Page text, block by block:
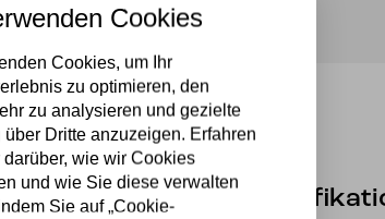
Cookies
Cookies, um Ihr
zu optimieren, den
zu analysieren und gezielte
über Dritte anzuzeigen. Erfahren
darüber, wie wir Cookies
und wie Sie diese verwalten
Sie auf „Cookie-